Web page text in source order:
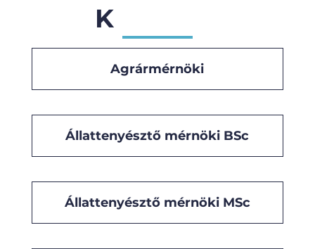
K
Agrármérnöki
Állattenyésztő mérnöki BSc
Állattenyésztő mérnöki MSc